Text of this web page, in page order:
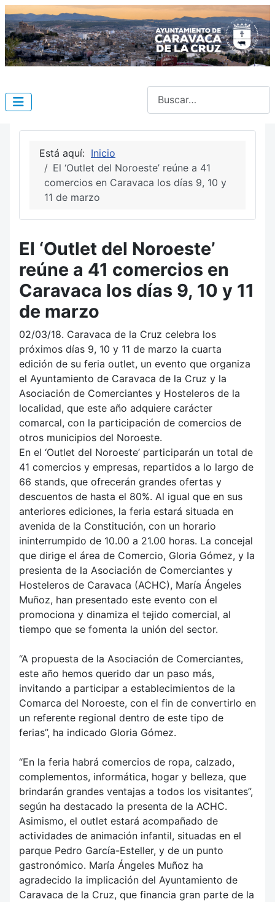
Está aquí: Inicio
El ‘Outlet del Noroeste’ reúne a 41
comercios en Caravaca los días 9, 10 y
11 de marzo
El ‘Outlet del Noroeste’
reúne a 41 comercios en
Caravaca los días 9, 10 y 11
de marzo
02/03/18. Caravaca de la Cruz celebra los
próximos días 9, 10 y 11 de marzo la cuarta
edición de su feria outlet, un evento que organiza
el Ayuntamiento de Caravaca de la Cruz y la
Asociación de Comerciantes y Hosteleros de la
localidad, que este año adquiere carácter
comarcal, con la participación de comercios de
otros municipios del Noroeste.
En el ‘Outlet del Noroeste’ participarán un total de
41 comercios y empresas, repartidos a lo largo de
66 stands, que ofrecerán grandes ofertas y
descuentos de hasta el 80%. Al igual que en sus
anteriores ediciones, la feria estará situada en
avenida de la Constitución, con un horario
ininterrumpido de 10.00 a 21.00 horas. La concejal
que dirige el área de Comercio, Gloria Gómez, y la
presienta de la Asociación de Comerciantes y
Hosteleros de Caravaca (ACHC), María Ángeles
Muñoz, han presentado este evento con el
promociona y dinamiza el tejido comercial, al
tiempo que se fomenta la unión del sector.
“A propuesta de la Asociación de Comerciantes,
este año hemos querido dar un paso más,
invitando a participar a establecimientos de la
Comarca del Noroeste, con el fin de convertirlo en
un referente regional dentro de este tipo de
ferias”, ha indicado Gloria Gómez.
“En la feria habrá comercios de ropa, calzado,
complementos, informática, hogar y belleza, que
brindarán grandes ventajas a todos los visitantes”,
según ha destacado la presenta de la ACHC.
Asimismo, el outlet estará acompañado de
actividades de animación infantil, situadas en el
parque Pedro García-Esteller, y de un punto
gastronómico. María Ángeles Muñoz ha
agradecido la implicación del Ayuntamiento de
Caravaca de la Cruz, que financia gran parte de la